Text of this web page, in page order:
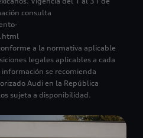
consulta
a la normativa aplicable
legales aplicables a cada
se recomienda
Audi en la República
sujeta a disponibilidad.